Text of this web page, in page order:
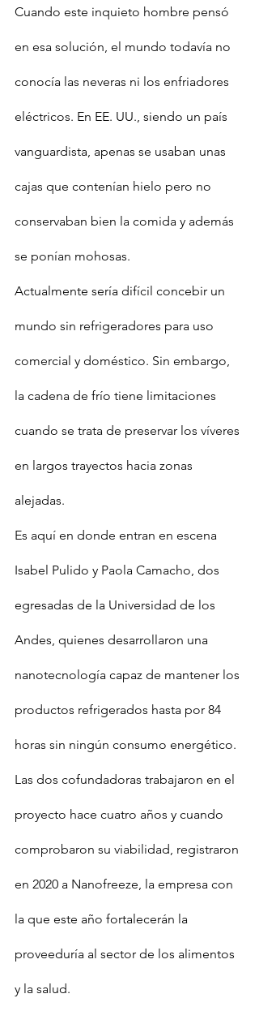
Cuando este inquieto hombre pensó
en esa solución, el mundo todavía no
conocía las neveras ni los enfriadores
eléctricos. En EE. UU., siendo un país
vanguardista, apenas se usaban unas
cajas que contenían hielo pero no
conservaban bien la comida y además
se ponían mohosas.
Actualmente sería difícil concebir un
mundo sin refrigeradores para uso
comercial y doméstico. Sin embargo,
la cadena de frío tiene limitaciones
cuando se trata de preservar los víveres
en largos trayectos hacia zonas
alejadas.
Es aquí en donde entran en escena
Isabel Pulido y Paola Camacho, dos
egresadas de la Universidad de los
Andes, quienes desarrollaron una
nanotecnología capaz de mantener los
productos refrigerados hasta por 84
horas sin ningún consumo energético.
Las dos cofundadoras trabajaron en el
proyecto hace cuatro años y cuando
comprobaron su viabilidad, registraron
en 2020 a Nanofreeze, la empresa con
la que este año fortalecerán la
proveeduría al sector de los alimentos
y la salud.